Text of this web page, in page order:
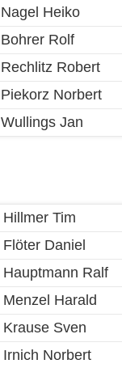
Nagel Heiko
Bohrer Rolf
Rechlitz Robert
Piekorz Norbert
Wullings Jan
Hillmer Tim
Flöter Daniel
Hauptmann Ralf
Menzel Harald
Krause Sven
Irnich Norbert